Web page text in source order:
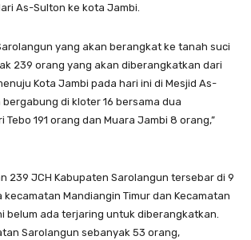
As-Sulton ke kota Jambi.
yang akan berangkat ke tanah suci
239 orang yang akan diberangkatkan dari
Kota Jambi pada hari ini di Mesjid As-
di kloter 16 bersama dua
191 orang dan Muara Jambi 8 orang,”
239 JCH Kabupaten Sarolangun tersebar di 9
kecamatan Mandiangin Timur dan Kecamatan
belum ada terjaring untuk diberangkatkan.
Sarolangun sebanyak 53 orang,